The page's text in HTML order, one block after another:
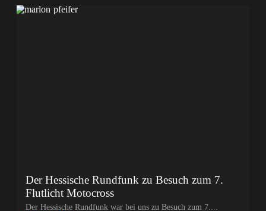
Der Hessische Rundfunk zu Besuch zum 7.
Flutlicht Motocross
Der Hessische Rundfunk war bei uns zu Besuch zum 7....